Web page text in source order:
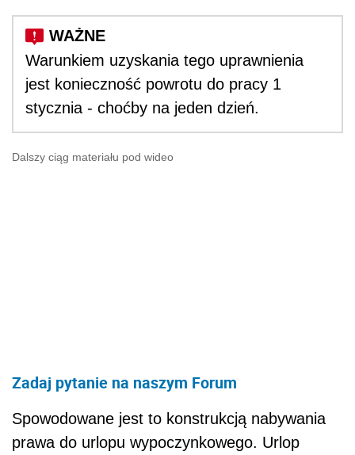
Warunkiem uzyskania tego uprawnienia
jest konieczność powrotu do pracy 1
stycznia - choćby na jeden dzień.
Dalszy ciąg materiału pod wideo
Zadaj pytanie na naszym Forum
Spowodowane jest to konstrukcją nabywania
prawa do urlopu wypoczynkowego. Urlop